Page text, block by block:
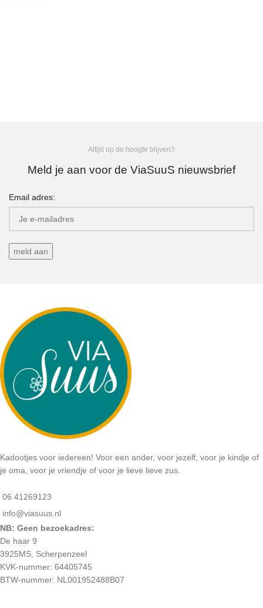
Altijd op de hoogte blijven?
Meld je aan voor de ViaSuuS nieuwsbrief
Email adres:
Kadootjes voor iedereen! Voor een ander, voor jezelf, voor je kindje of
je oma, voor je vriendje of voor je lieve lieve zus.
06 41269123
info@viasuus.nl
NB: Geen bezoekadres:
De haar 9
3925MS, Scherpenzeel
KVK-nummer: 64405745
BTW-nummer: NL001952488B07